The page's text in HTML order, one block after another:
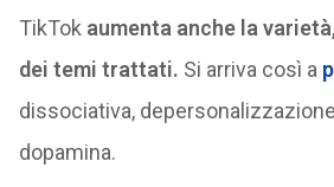
TikTok aumenta anche la
dei temi trattati. Si arriva così a
dissociativa,
dopamina.